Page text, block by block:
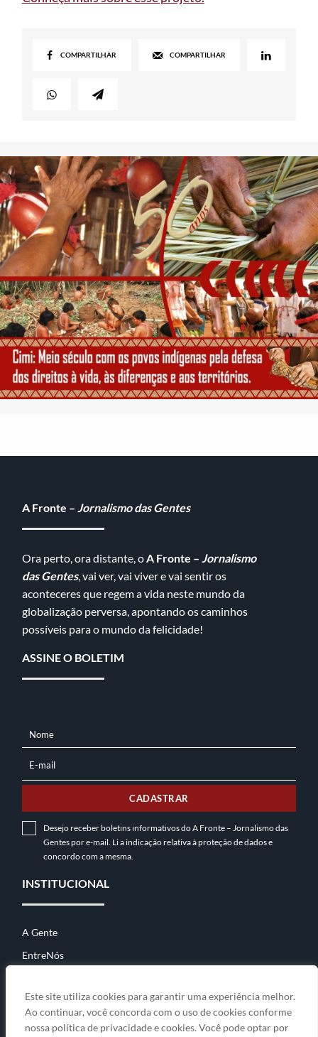
Este site utiliza cookies para garantir uma experiência melhor.
Ao continuar, você concorda com o uso de cookies conforme
nossa política de privacidade e cookies. Você pode optar por
COMPARTILHAR COMPARTILHAR
A Fronte – Jornalismo das Gentes
Ora perto, ora distante, oA Fronte – Jornalismo
das Gentes, vai ver, vai viver e vai sentir os
aconteceres que regem a vida neste mundo da
globalização perversa, apontando os caminhos
possíveis para o mundo da felicidade!
ASSINE O BOLETIM
NOME
Nome
MAIL
E-mail
CADASTRAR
Desejo receber boletins informativos do A Fronte – Jornalismo das
Gentes por e-mail. Li a indicação relativa àproteção de dadose
concordo com a mesma.
INSTITUCIONAL
A Gente
EntreNós